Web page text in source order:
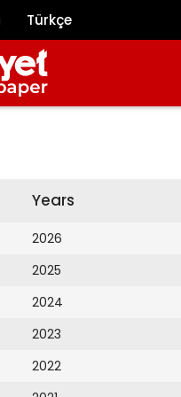
Türkçe
Years
2026
2025
2024
2023
2022